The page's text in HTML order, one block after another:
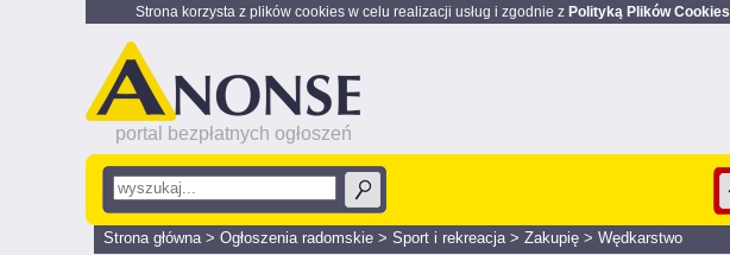
Strona korzysta z plików cookies w celu realizacji usług i zgodnie z Polityką Plików Cookies
portal bezpłatnych ogłoszeń
Strona główna> Ogłoszenia radomskie > Sport i rekreacja> Zakupię > Wędkarstwo